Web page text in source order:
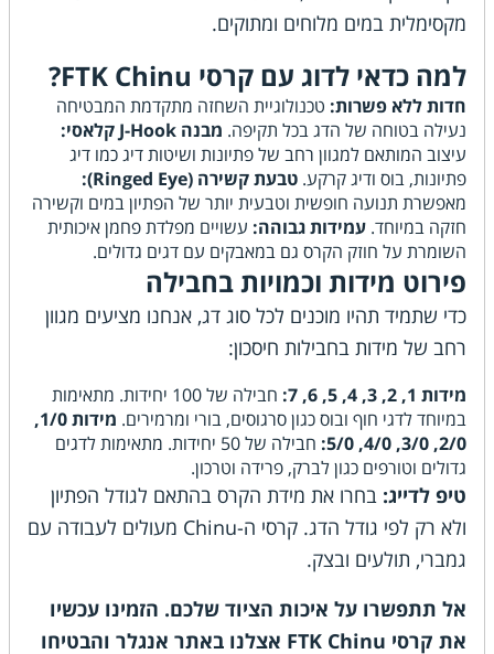
מקסימלית במים מלוחים ומתוקים.
למה כדאי לדוג עם קרסי FTK Chinu?
חדות ללא פשרות: טכנולוגיית השחזה מתקדמת המבטיחה
נעילה בטוחה של הדג בכל תקיפה. מבנה J-Hook קלאסי:
עיצוב המותאם למגוון רחב של פתיונות ושיטות דיג כמו דיג
פתיונות, בוס ודיג קרקע. טבעת קשירה (Ringed Eye):
מאפשרת תנועה חופשית וטבעית יותר של הפתיון במים וקשירה
חזקה במיוחד. עמידות גבוהה: עשויים מפלדת פחמן איכותית
השומרת על חוזק הקרס גם במאבקים עם דגים גדולים.
פירוט מידות וכמויות בחבילה
כדי שתמיד תהיו מוכנים לכל סוג דג, אנחנו מציעים מגוון
רחב של מידות בחבילות חיסכון:
מידות 1, 2, 3, 4, 5, 6, 7:
חבילה של 100 יחידות. מתאימות
במיוחד לדגי חוף ובוס כגון סרגוסים, בורי ומרמירים.
מידות 1/0,
2/0, 3/0, 4/0, 5/0:
חבילה של 50 יחידות. מתאימות לדגים
גדולים וטורפים כגון לברק, פרידה וטרכון.
טיפ לדייג: בחרו את מידת הקרס בהתאם לגודל הפתיון
ולא רק לפי גודל הדג. קרסי ה-Chinu מעולים לעבודה עם
גמברי, תולעים ובצק.
אל תתפשרו על איכות הציוד שלכם. הזמינו עכשיו
את קרסי FTK Chinu אצלנו באתר אנגלר והבטיחו